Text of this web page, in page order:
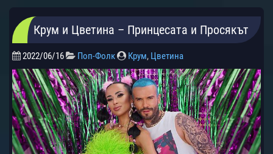
Крум и Цветина – Принцесата и Просякът
2022/06/16 Поп-Фолк Крум, Цветина